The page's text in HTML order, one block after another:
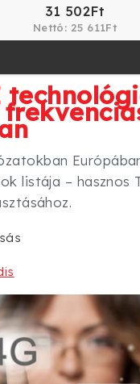
31 502Ft
Nettó: 25 611Ft
listája – hasznos